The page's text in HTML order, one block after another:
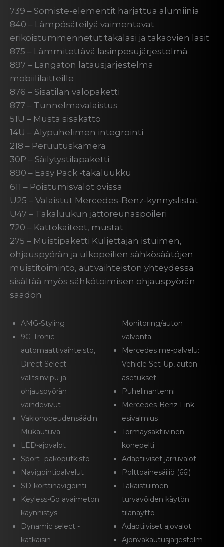
739 – Somiste-elementit harjattua alumiinia
840 – Lämpösäteilyä vaimentavat
erikoistummennetut takalasi ja takaovien lasit
875 – Lämmitettävä lasinpesujärjestelmä
897 – Langaton latausjärjestelmä
mobiililaitteille
876 – Sisätilan valopaketti
877 – Tunnelmavalaistus
51U – Musta sisäkatto
14U – Älypuhelimen integrointi
218 – Peruutuskamera
30P – Säilytystilapaketti
890 – Easy Pack -takaluukku
611 – Poistumisvalot ovissa
U25 – Valaistut Mercedes-Benz-kynnyslistat
U47 – Takaluukun jättöreunaspoileri
720 – Kattokaiteet, mustat
275 – Muistipaketti Kuljettajan istuimen,
ohjauspyörän ja ulkopeilien sähkösäätöjen
muistitoiminto, aut.vaihteiston yhteydessä
sisältää myös sähkötoimisen ohjauspyörän
säädön
AMG-Styling
9G-Tronic-
automaattivaihteisto,
Direct Select -
valitsinvipu ja
ohjauspyörän
vaihdevivut
Vakionopeudensäädin:
Mukautuva
LED-ajovalot
Sport -pakoputkisto
Navigointipalvelut
SD-korttinavigointi
Keyless-Go avaimeton
käynnistys
Dynamic select -
katkaisin
Monitoring/auton
valvonta
Mercedes me-palvelu:
Vehicle Set-Up, auton
asetukset
Puhelinantenni
Mercedes-Benz Link-
esivalmius
Törmäysaktiivinen
konepelti
Adaptiiviset jarruvalot
Polttoainesäiliö (66l)
Takaistuimen
turvavöiden käytön
tilanäyttö
Adaptiiviset ajovalot
Ajonvakautusjärjestelm